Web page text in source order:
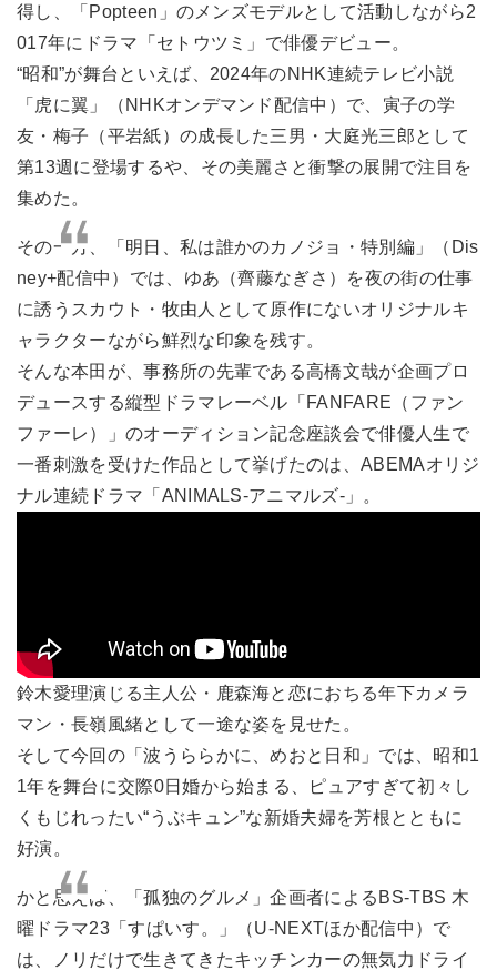
得し、「Popteen」のメンズモデルとして活動しながら2
017年にドラマ「セトウツミ」で俳優デビュー。
“昭和”が舞台といえば、2024年のNHK連続テレビ小説
「虎に翼」（NHKオンデマンド配信中）で、寅子の学
友・梅子（平岩紙）の成長した三男・大庭光三郎として
第13週に登場するや、その美麗さと衝撃の展開で注目を
集めた。
その一方、「明日、私は誰かのカノジョ・特別編」（Dis
ney+配信中）では、ゆあ（齊藤なぎさ）を夜の街の仕事
に誘うスカウト・牧由人として原作にないオリジナルキ
ャラクターながら鮮烈な印象を残す。
そんな本田が、事務所の先輩である高橋文哉が企画プロ
デュースする縦型ドラマレーベル「FANFARE（ファン
ファーレ）」のオーディション記念座談会で俳優人生で
一番刺激を受けた作品として挙げたのは、ABEMAオリジ
ナル連続ドラマ「ANIMALS‐アニマルズ‐」。
鈴木愛理演じる主人公・鹿森海と恋におちる年下カメラ
マン・長嶺風緒として一途な姿を見せた。
そして今回の「波うららかに、めおと日和」では、昭和1
1年を舞台に交際0日婚から始まる、ピュアすぎて初々し
くもじれったい“うぶキュン”な新婚夫婦を芳根とともに
好演。
かと思えば、「孤独のグルメ」企画者によるBS-TBS 木
曜ドラマ23「すぱいす。」（U-NEXTほか配信中）で
は、ノリだけで生きてきたキッチンカーの無気力ドライ